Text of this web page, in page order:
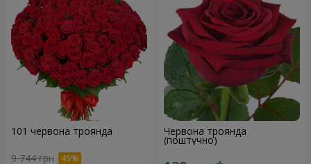
101 червона троянда
9 744 грн
Червона троянда
(поштучно)